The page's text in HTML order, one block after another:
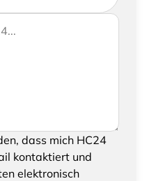
zukommen
Ihrer Anfrage gerne
können, bestätigen
Verarbeiten Ihrer
dass mich HC24
kontaktiert und
elektronisch